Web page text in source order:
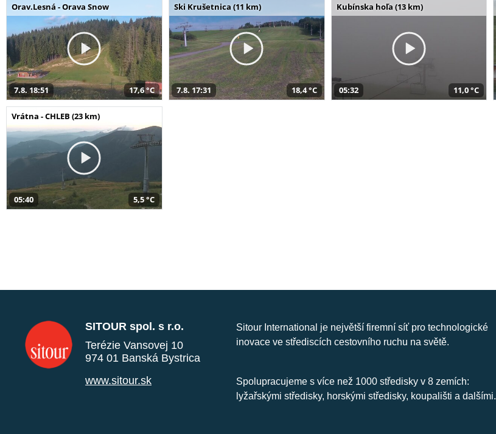
Orav.Lesná - Orava Snow
7.8. 18:51 17,6 °C
Ski Krušetnica (11 km)
7.8. 17:31 18,4 °C
Kubínska hoľa (13 km)
05:32 11,0 °C
Vrátna - CHLEB (23 km)
05:40 5,5 °C
SITOUR spol. s r.o.
Terézie Vansovej 10
974 01 Banská Bystrica
www.sitour.sk
Sitour International je největší firemní síť pro technologické
inovace ve střediscích cestovního ruchu na světě.
Spolupracujeme s více než 1000 středisky v 8 zemích:
lyžařskými středisky, horskými středisky, koupališti a dalšími.